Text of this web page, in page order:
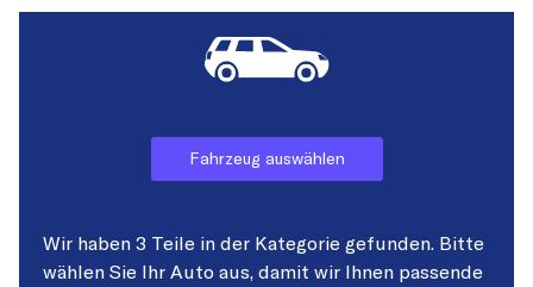
Fahrzeug auswählen
Wir haben 3 Teile in der Kategorie gefunden. Bitte
wählen Sie Ihr Auto aus, damit wir Ihnen passende